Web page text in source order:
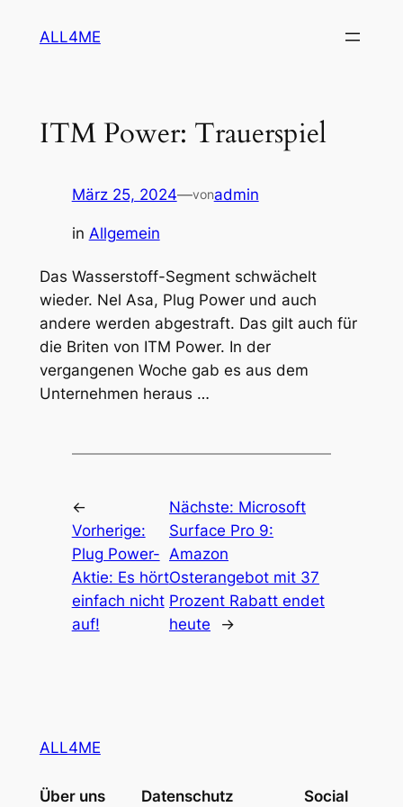
InhaltALL4ME
ITM Power: Trauerspiel
März 25, 2024—vonadmin
in Allgemein
Das Wasserstoff-Segment schwächelt
wieder. Nel Asa, Plug Power und auch
andere werden abgestraft. Das gilt auch für
die Briten von ITM Power. In der
vergangenen Woche gab es aus dem
Unternehmen heraus …
←
Vorherige:
Plug Power-
Aktie: Es hört
einfach nicht
auf!
Nächste: Microsoft
Surface Pro 9:
Amazon
Osterangebot mit 37
Prozent Rabatt endet
heute
→
ALL4ME
Über uns Datenschutz Social